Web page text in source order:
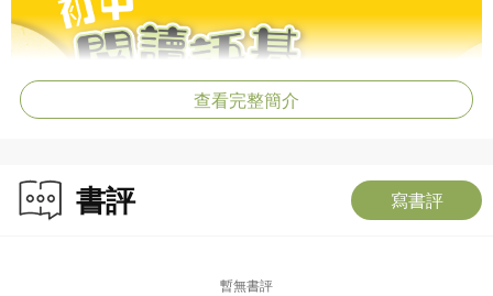
查看完整簡介
書評 寫書評
暫無書評